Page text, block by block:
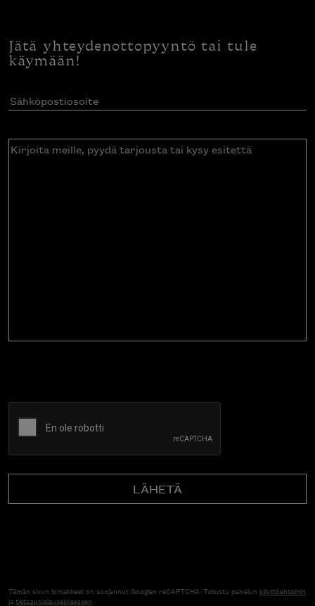
Jätä yhteydenottopyyntö tai tule
käymään!
Sähköpostiosoite(Pakollinen)
Kirjoita
Tämän sivun lomakkeet on suojannut Googlen reCAPTCHA. Tutustu palvelun käyttöehtoihin
jatietosuojalausekkeeseen